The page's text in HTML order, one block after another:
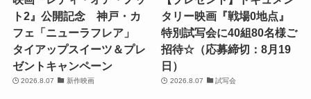
ト2』公開記念 神戸・カ
フェ「ニューラフレア」
タイアップスイーツ＆プレ
ゼントキャンペーン
2026.8.07 新作映画
タリー映画『戦場0地点』
特別試写会に40組80名様ご
招待☆（応募締切：8月19
日）
2026.8.07 試写会